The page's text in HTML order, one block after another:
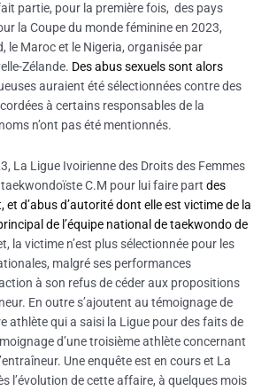
partie, pour la première fois, des pays
la Coupe du monde féminine en 2023,
le Maroc et le Nigeria, organisée par
Zélande. Des abus sexuels sont alors
auraient été sélectionnées contre des
à certains responsables de la
n’ont pas été mentionnés.
La Ligue Ivoirienne des Droits des Femmes
C.M pour lui faire part des
d’abus d’autorité dont elle est victime de la
de l’équipe national de taekwondo de
la victime n’est plus sélectionnée pour les
malgré ses performances
à son refus de céder aux propositions
En outre s’ajoutent au témoignage de
athlète qui a saisi la Ligue pour des faits de
d’une troisième athlète concernant
Une enquête est en cours et La
l’évolution de cette affaire, à quelques mois